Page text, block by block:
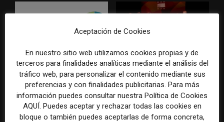
La Marea cierra 2025 con
superávit, pero su
cooperativa pierde 38.542
euros
El Premio Gabo 2026
reconoce cinco historias de
Brasil, España y El Salvador
sobre el poder, la memoria y
la violencia
Aceptación de Cookies
En nuestro sitio web utilizamos cookies propias y de
terceros para finalidades analíticas mediante el análisis del
tráfico web, para personalizar el contenido mediante sus
preferencias y con finalidades publicitarias. Para más
información puedes consultar nuestra Política de Cookies
AQUÍ. Puedes aceptar y rechazar todas las cookies en
bloque o también puedes aceptarlas de forma concreta,